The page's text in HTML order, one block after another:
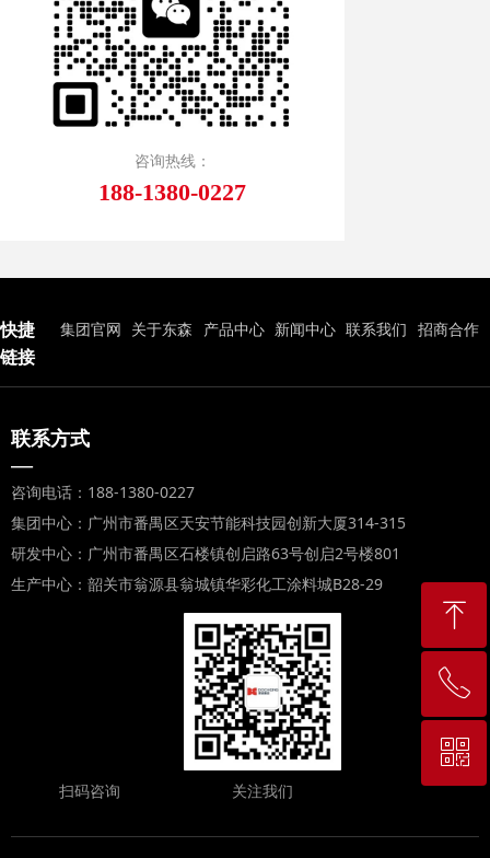
咨询热线：
188-1380-0227
快捷
链接
集团官网 关于东森 产品中心 新闻中心 联系我们 招商合作
联系方式
—
咨询电话：188-1380-0227
集团中心：广州市番禺区天安节能科技园创新大厦314-315
研发中心：广州市番禺区石楼镇创启路63号创启2号楼801
生产中心：韶关市翁源县翁城镇华彩化工涂料城B28-29
扫码咨询 关注我们
ꁸ
回到顶部
ꂅ
188-1380-0227
ꀥ